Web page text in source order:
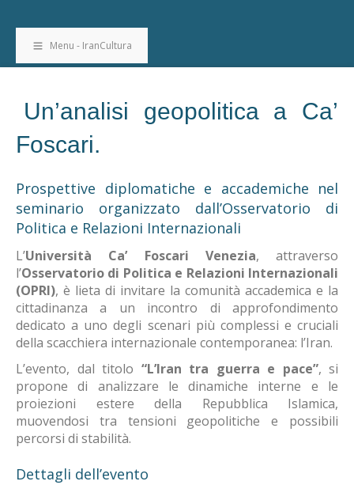
Menu - IranCultura
Un’analisi geopolitica a Ca’
Foscari.
Prospettive diplomatiche e accademiche nel
seminario organizzato dall’Osservatorio di
Politica e Relazioni Internazionali
L’Università Ca’ Foscari Venezia, attraverso
l’Osservatorio di Politica e Relazioni Internazionali
(OPRI), è lieta di invitare la comunità accademica e la
cittadinanza a un incontro di approfondimento
dedicato a uno degli scenari più complessi e cruciali
della scacchiera internazionale contemporanea: l’Iran.
L’evento, dal titolo “L’Iran tra guerra e pace”, si
propone di analizzare le dinamiche interne e le
proiezioni estere della Repubblica Islamica,
muovendosi tra tensioni geopolitiche e possibili
percorsi di stabilità.
Dettagli dell’evento